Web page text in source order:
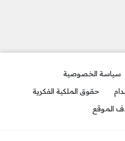
سياسة الخصوصية
حقوق الملكية الفكرية
الموقع